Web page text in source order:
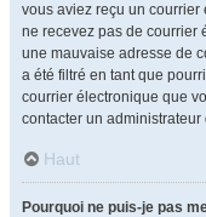
vous aviez reçu un
ne recevez pas de courrier
une mauvaise adresse de
a été filtré en tant que
courrier électronique que
contacter un administrateur
Haut
Pourquoi ne puis-je pas